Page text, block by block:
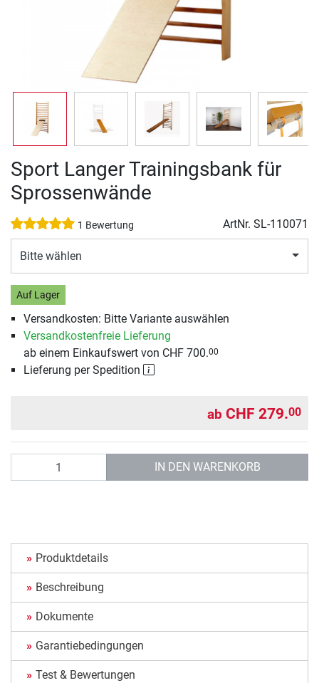
Sport Langer Trainingsbank für
Sprossenwände
1 Bewertung ArtNr. SL-110071
Bitte wählen
Auf Lager
Versandkosten: Bitte Variante auswählen
Versandkostenfreie Lieferung
ab einem Einkaufswert von CHF 700.00
Lieferung per Spedition
ab CHF 279.00
IN DEN WARENKORB
Produktdetails
Beschreibung
Dokumente
Garantiebedingungen
Test & Bewertungen